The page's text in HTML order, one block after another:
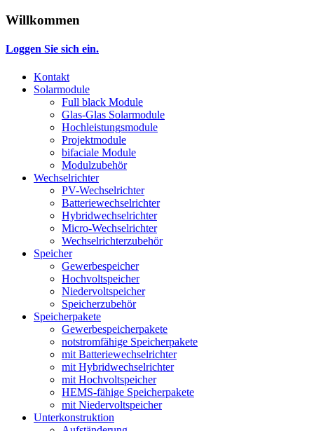
Willkommen
Loggen Sie sich ein.
Kontakt
Solarmodule
Full black Module
Glas-Glas Solarmodule
Hochleistungsmodule
Projektmodule
bifaciale Module
Modulzubehör
Wechselrichter
PV-Wechselrichter
Batteriewechselrichter
Hybridwechselrichter
Micro-Wechselrichter
Wechselrichterzubehör
Speicher
Gewerbespeicher
Hochvoltspeicher
Niedervoltspeicher
Speicherzubehör
Speicherpakete
Gewerbespeicherpakete
notstromfähige Speicherpakete
mit Batteriewechselrichter
mit Hybridwechselrichter
mit Hochvoltspeicher
HEMS-fähige Speicherpakete
mit Niedervoltspeicher
Unterkonstruktion